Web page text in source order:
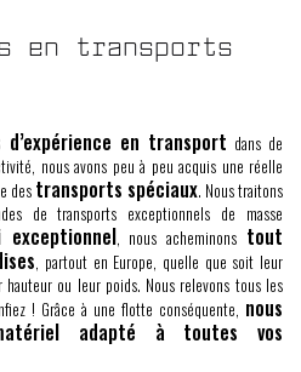
en transports
d’expérience en transport dans de
nous avons peu à peu acquis une réelle
des transports spéciaux. Nous traitons
de transports exceptionnels de masse
exceptionnel, nous acheminons tout
, partout en Europe, quelle que soit leur
ou leur poids. Nous relevons tous les
! Grâce à une flotte conséquente, nous
adapté à toutes vos